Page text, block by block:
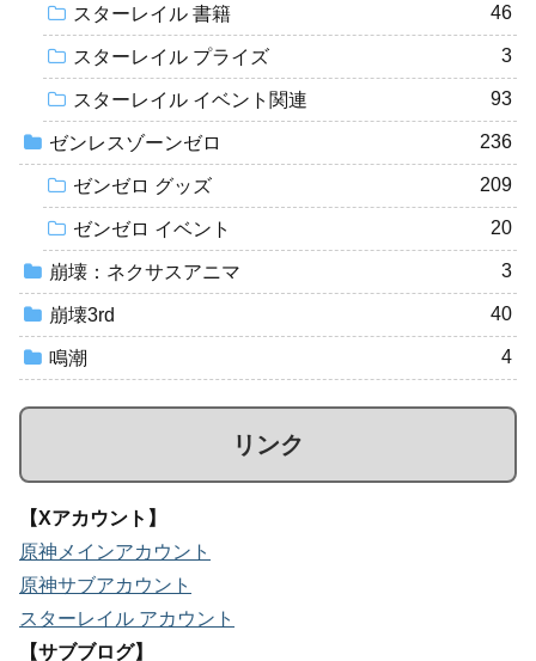
スターレイル 書籍 46
スターレイル プライズ 3
スターレイル イベント関連 93
ゼンレスゾーンゼロ 236
ゼンゼロ グッズ 209
ゼンゼロ イベント 20
崩壊：ネクサスアニマ 3
崩壊3rd 40
鳴潮 4
リンク
【Xアカウント】
原神メインアカウント
原神サブアカウント
スターレイル アカウント
【サブブログ】